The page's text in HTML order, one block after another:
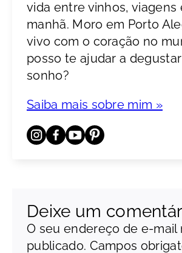
vida entre vinhos, viagens
manhã. Moro em Porto
vivo com o coração no
posso te ajudar a
sonho?
Saiba mais sobre mim »
Deixe um
O seu endereço de e-mail
publicado. Campos